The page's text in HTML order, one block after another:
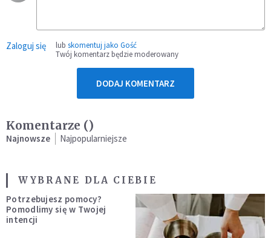
Zaloguj się lub skomentuj jako Gość
Twój komentarz będzie moderowany
DODAJ KOMENTARZ
Komentarze ()
Najnowsze Najpopularniejsze
WYBRANE DLA CIEBIE
Potrzebujesz pomocy?
Pomodlimy się w Twojej
intencji